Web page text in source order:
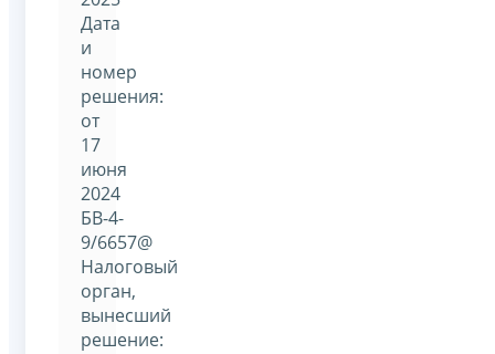
Дата
и
номер
решения:
от
17
июня
2024
БВ-4-
9/6657@
Налоговый
орган,
вынесший
решение: